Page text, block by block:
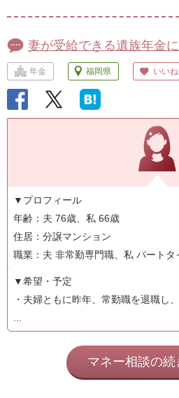
妻が受給できる遺族年金
年金 福岡県 いい
▼プロフィール
年齢：夫 76歳、私 66歳
住居：分譲マンション
職業：夫 非常勤専門職、私 パートタ
▼希望・予定
・夫婦ともに昨年、常勤職を退職し
マネー相談の続